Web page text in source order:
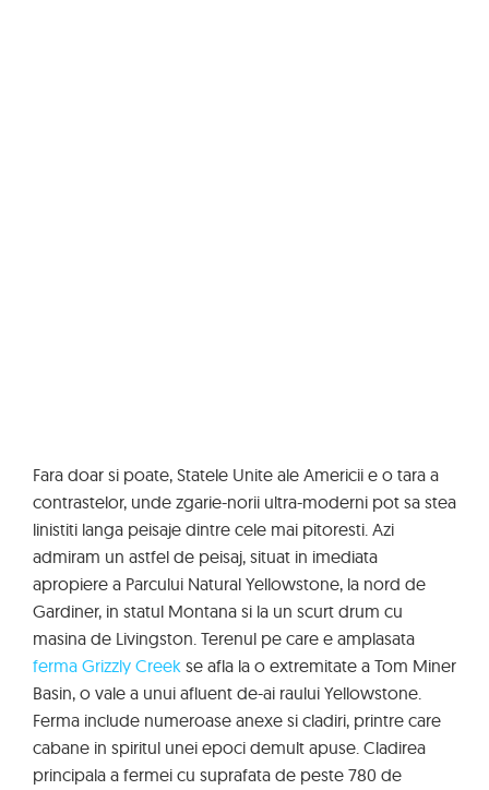
Fara doar si poate, Statele Unite ale Americii e o tara a
contrastelor, unde zgarie-norii ultra-moderni pot sa stea
linistiti langa peisaje dintre cele mai pitoresti. Azi
admiram un astfel de peisaj, situat in imediata
apropiere a Parcului Natural Yellowstone, la nord de
Gardiner, in statul Montana si la un scurt drum cu
masina de Livingston. Terenul pe care e amplasata
ferma Grizzly Creek se afla la o extremitate a Tom Miner
Basin, o vale a unui afluent de-ai raului Yellowstone.
Ferma include numeroase anexe si cladiri, printre care
cabane in spiritul unei epoci demult apuse. Cladirea
principala a fermei cu suprafata de peste 780 de